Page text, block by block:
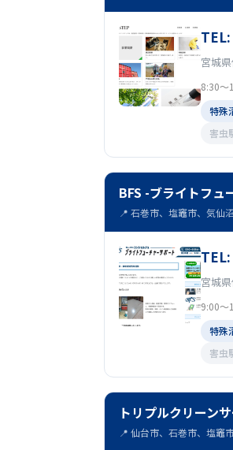
宮城
8:30～
特殊
害虫
BFS -ブライトフュ
📍 石巻市、塩竈市、気仙
宮城
9:00～
特殊
害虫
トリプルクリーン
📍 仙台市、石巻市、塩竈